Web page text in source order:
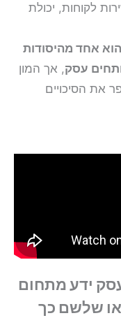
לקוחות, יכולת
הוא אחד מהיסודות
עסק, אך המון
את הסיכויים
ידע מתחום
שלשם כך